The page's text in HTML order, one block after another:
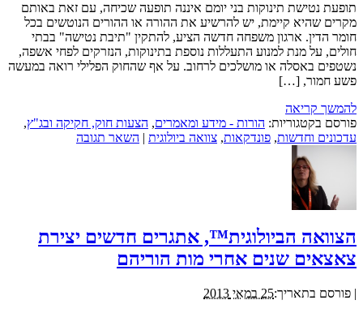
תופעת נטישת תינוקות בני יומם איננה תופעה שכיחה, עם זאת באותם
מקרים שהיא קיימת, יש להרשיע את ההורה או ההורים הנוטשים בכל
חומר הדין. ארגון משפחה חדשה הציע, להתקין "תיבת נטישה" בבתי
חולים, על מנת למנוע התעללות נוספת בתינוקות, הנזרקים לפחי אשפה,
נשטפים באסלה או מושלכים לרחוב. על אף שהחוק הפלילי רואה במעשה
פשע חמור, […]
להמשך קריאה
פורסם בקטגוריות: הורות - מידע ומאמרים, הצעות חוק, חקיקה ובג"ץ,
עדכונים וחדשות, פונדקאות, צוואה ביולוגית השאר תגובה
הצוואה הביולוגית™, אתגרים חדשים יצירת
צאצאים שנים אחרי מות הוריהם
| פורסם בתאריך:25 במאי 2013